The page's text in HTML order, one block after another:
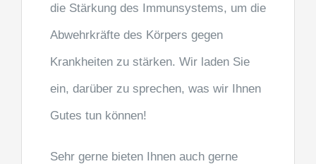
die Stärkung des Immunsystems, um die
Abwehrkräfte des Körpers gegen
Krankheiten zu stärken. Wir laden Sie
ein, darüber zu sprechen, was wir Ihnen
Gutes tun können!
Sehr gerne bieten Ihnen auch gerne